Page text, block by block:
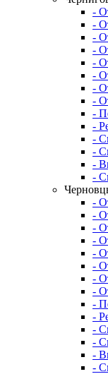
-
-
-
-
-
-
-
-
-
-
-
-
-
-
-
-
-
-
-
-
-
-
-
-
-
-
-
-